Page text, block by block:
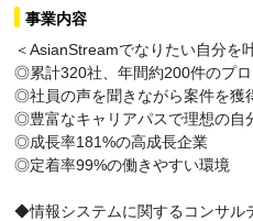
事業内容
＜AsianStreamでなりたい自分を
◎累計320社、年間約200件のプ
◎社員の声を聞きながら案件を獲
◎豊富なキャリアパスで理想の自
◎成長率181%の高成長企業
◎定着率99%の働きやすい環境
◆情報システムに関するコンサル